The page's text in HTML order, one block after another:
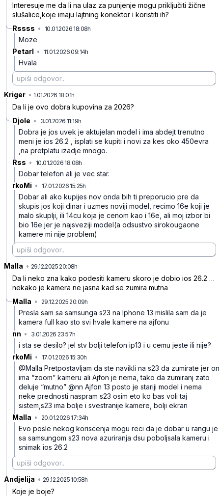
Interesuje me da li na ulaz za punjenje mogu priključiti žične
slušalice,koje imaju lajtning konektor i koristiti ih?
Rssss • 10.01.2026 18:08h
Moze
PetarI • 11.01.2026 09:14h
Hvala
Kriger • 1.01.2026 18:01h
Da li je ovo dobra kupovina za 2026?
Djole • 3.01.2026 11:19h
Dobra je jos uvek je aktujelan model i ima abdejt trenutno
meni je ios 26.2 , isplati se kupiti i novi za kes oko 450evra
,na pretplatu izadje mnogo.
Rss • 10.01.2026 18:08h
Dobar telefon ali je vec star.
rkoMi • 17.01.2026 15:25h
Dobar ali ako kupijes nov onda bih ti preporucio pre da
skupis jos koji dinar i uzmes noviji model, recimo 16e koji je
malo skuplji, ili 14cu koja je cenom kao i 16e, ali moj izbor bi
bio 16e jer je najsveziji model(a odsustvo sirokougaone
kamere mi nije problem)
Malla • 29.12.2025 20:08h
Da li neko zna kako podesiti kameru skoro je dobio ios 26.2 …
nekako je kamera ne jasna kad se zumira mutna
Malla • 29.12.2025 20:09h
Presla sam sa samsunga s23 na Iphone 13 mislila sam da je
kamera full kao sto svi hvale kamere na ajfonu
nn • 3.01.2026 23:57h
i sta se desilo? jel stv bolji telefon ip13 i u cemu jeste ili nije?
rkoMi • 17.01.2026 15:30h
@Malla Pretpostavljam da ste navikli na s23 da zumirate jer on
ima “zoom” kameru ali Ajfon je nema, tako da zumiranj zato
deluje “mutno” @nn Ajfon 13 posto je stariji model i nema
neke prednosti naspram s23 osim eto ko bas voli taj
sistem,s23 ima bolje i svestranije kamere, bolji ekran
Malla • 20.01.2026 17:34h
Evo posle nekog koriscenja mogu reci da je dobar u rangu je
sa samsungom s23 nova azuriranja dsu poboljsala kameru i
snimak ios 26.2
Andjelija • 29.12.2025 10:58h
Koje je boje?